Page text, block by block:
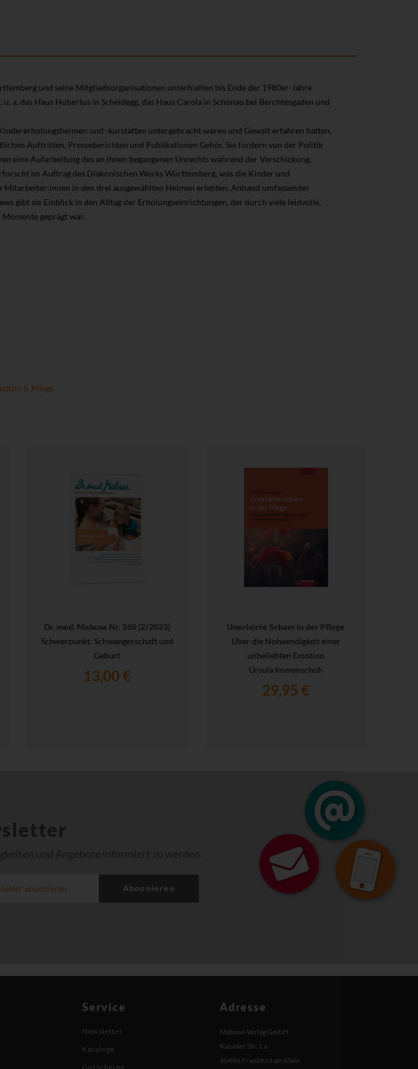
und seine Mitgliedsorganisationen unterhielten bis Ende der 1980er-Jahre
a. das Haus Hubertus in Scheidegg, das Haus Carola in Schönau bei Berchtesgaden und
und -kurstätten untergebracht waren und Gewalt erfahren hatten,
Auftritten, Presseberichten und Publikationen Gehör. Sie fordern von der Politik
eine Aufarbeitung des an ihnen begangenen Unrechts während der Verschickung.
im Auftrag des Diakonischen Werks Württemberg, was die Kinder und
Mitarbeiter:innen in den drei ausgewählten Heimen erlebten. Anhand umfassender
gibt sie Einblick in den Alltag der Erholungseinrichtungen, der durch viele leidvolle,
geprägt war.
& Pflege
Dr. med. Mabuse Nr. 260 (2/2023)
Schwerpunkt: Schwangerschaft und
Geburt
13,00 €
Unerhörte Scham in der Pflege
Über die Notwendigkeit einer
unbeliebten Emotion
Ursula Immenschuh
29,95 €
und Angebote informiert zu werden.
Abonnieren
Service
Newsletter
Kataloge
Gutscheine
Adresse
Mabuse-Verlag GmbH
Kasseler Str. 1 a
60486 Frankfurt am Main